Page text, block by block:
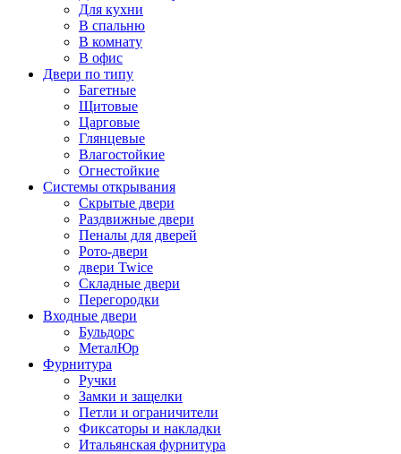
Для кухни
В спальню
В комнату
В офис
Двери по типу
Багетные
Щитовые
Царговые
Глянцевые
Влагостойкие
Огнестойкие
Системы открывания
Скрытые двери
Раздвижные двери
Пеналы для дверей
Рото-двери
двери Twice
Складные двери
Перегородки
Входные двери
Бульдорс
МеталЮр
Фурнитура
Ручки
Замки и защелки
Петли и ограничители
Фиксаторы и накладки
Итальянская фурнитура